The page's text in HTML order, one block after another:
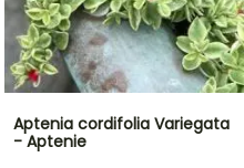
Aptenia cordifolia Variegata
- Aptenie